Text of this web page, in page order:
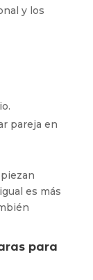
y los
pareja en
es más
para